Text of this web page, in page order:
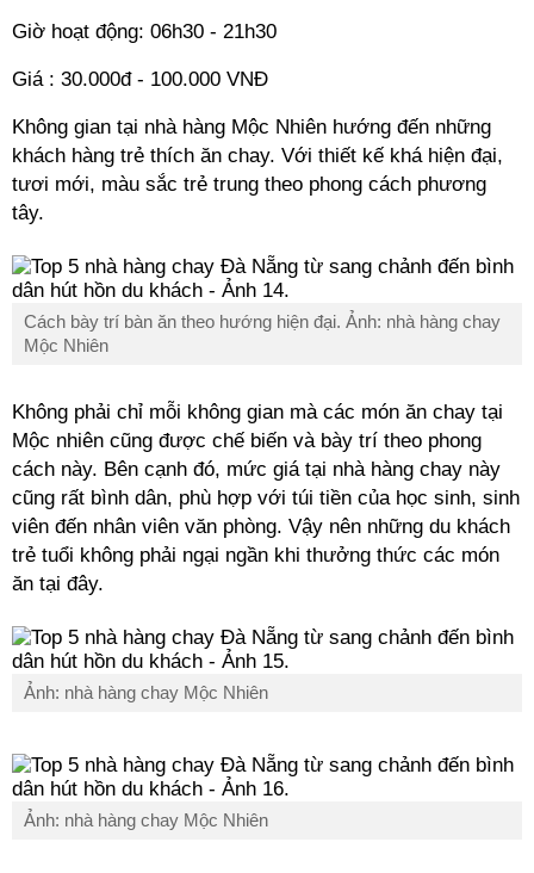
Giờ hoạt động: 06h30 - 21h30
Giá : 30.000đ - 100.000 VNĐ
Không gian tại nhà hàng Mộc Nhiên hướng đến những
khách hàng trẻ thích ăn chay. Với thiết kế khá hiện đại,
tươi mới, màu sắc trẻ trung theo phong cách phương
tây.
Cách bày trí bàn ăn theo hướng hiện đại. Ảnh: nhà hàng chay
Mộc Nhiên
Không phải chỉ mỗi không gian mà các món ăn chay tại
Mộc nhiên cũng được chế biến và bày trí theo phong
cách này. Bên cạnh đó, mức giá tại nhà hàng chay này
cũng rất bình dân, phù hợp với túi tiền của học sinh, sinh
viên đến nhân viên văn phòng. Vậy nên những du khách
trẻ tuổi không phải ngại ngần khi thưởng thức các món
ăn tại đây.
Ảnh: nhà hàng chay Mộc Nhiên
Ảnh: nhà hàng chay Mộc Nhiên